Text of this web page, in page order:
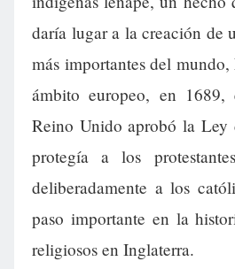
daría lugar a la creación de
más importantes del
ámbito europeo, en 1689,
Reino Unido aprobó la Ley
protegía a los
deliberadamente a los
paso importante en la
religiosos en Inglaterra.